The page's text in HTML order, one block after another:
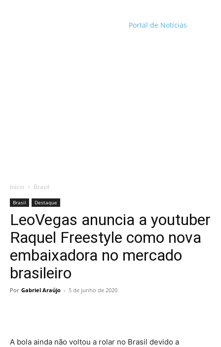
Portal de Notícias
Início Brasil
Brasil Destaque
LeoVegas anuncia a youtuber
Raquel Freestyle como nova
embaixadora no mercado
brasileiro
Por Gabriel Araújo - 5 de junho de 2020
A bola ainda não voltou a rolar no Brasil devido a